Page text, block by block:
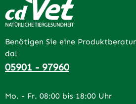
Benötigen Sie eine
da!
05901 - 97960
Mo. - Fr. 08:00 bis 18:00 Uhr